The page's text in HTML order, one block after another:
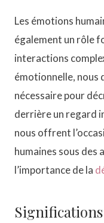
Les émotions
également un rôle
interactions
émotionnelle, nous
nécessaire pour
derrière un regard
nous offrent
humaines sous des
l’importance de la